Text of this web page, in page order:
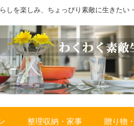
しを楽しみ、ちょっぴり素敵に生きたい
整理収納・家事 贈り物